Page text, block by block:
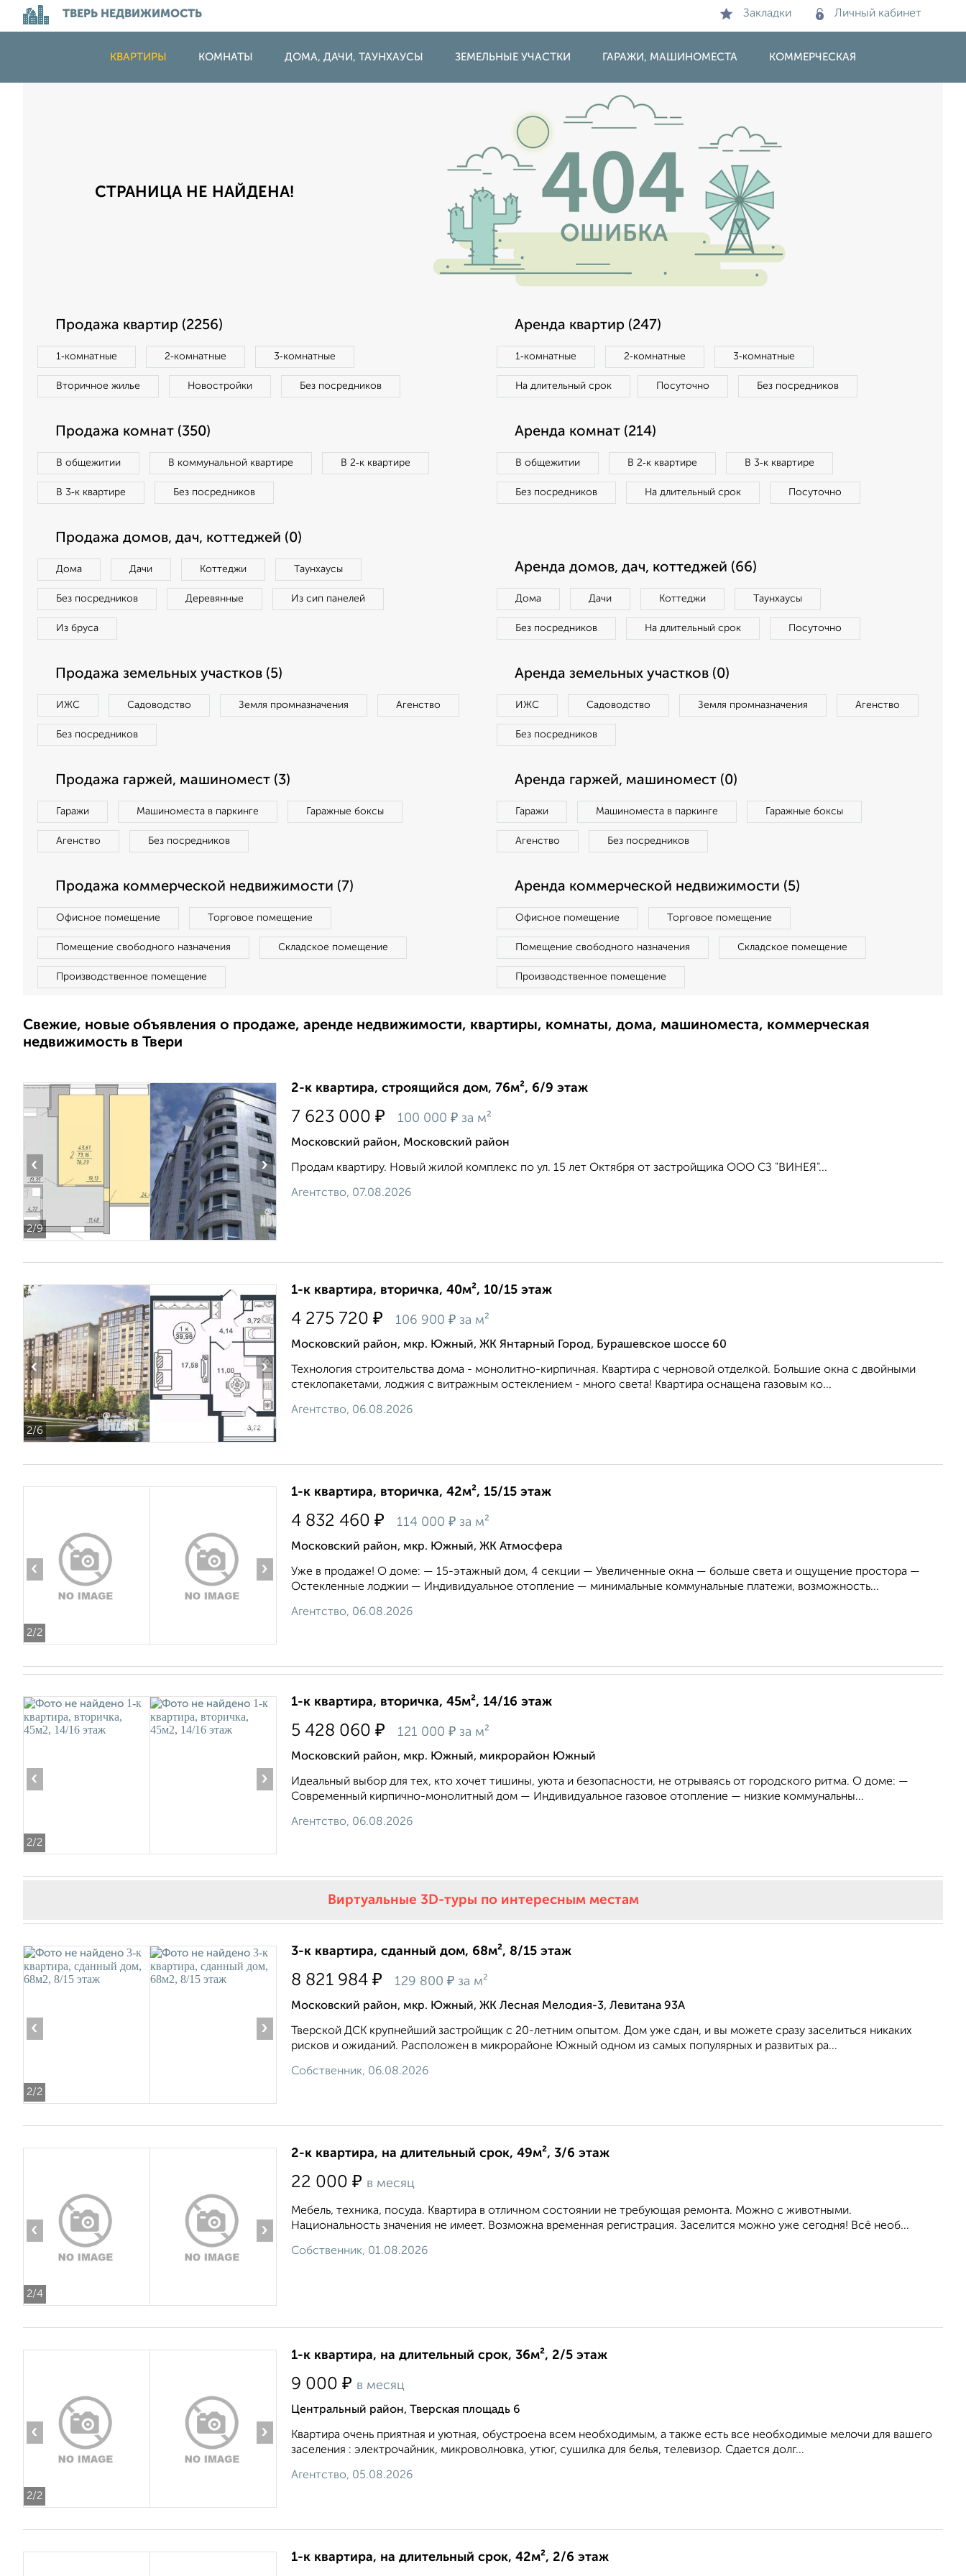
ТВЕРЬ НЕДВИЖИМОСТЬ Закладки Личный кабинет
КВАРТИРЫ КОМНАТЫ ДОМА, ДАЧИ, ТАУНХАУСЫ ЗЕМЕЛЬНЫЕ УЧАСТКИ ГАРАЖИ, МАШИНОМЕСТА КОММЕРЧЕСКАЯ
СТРАНИЦА НЕ НАЙДЕНА!
Продажа квартир (2256)
1‑комнатные 2‑комнатные 3‑комнатные
Вторичное жилье Новостройки Без посредников
Аренда квартир (247)
1‑комнатные 2‑комнатные 3‑комнатные
На длительный срок Посуточно Без посредников
Продажа комнат (350)
В общежитии В коммунальной квартире В 2‑к квартире
В 3‑к квартире Без посредников
Аренда комнат (214)
В общежитии В 2‑к квартире В 3‑к квартире
Без посредников На длительный срок Посуточно
Продажа домов, дач, коттеджей (0)
Дома Дачи Коттеджи Таунхаусы
Без посредников Деревянные Из сип панелей
Из бруса
Аренда домов, дач, коттеджей (66)
Дома Дачи Коттеджи Таунхаусы
Без посредников На длительный срок Посуточно
Продажа земельных участков (5)
ИЖС Садоводство Земля промназначения Агенство
Без посредников
Аренда земельных участков (0)
ИЖС Садоводство Земля промназначения Агенство
Без посредников
Продажа гаржей, машиномест (3)
Гаражи Машиноместа в паркинге Гаражные боксы
Агенство Без посредников
Аренда гаржей, машиномест (0)
Гаражи Машиноместа в паркинге Гаражные боксы
Агенство Без посредников
Продажа коммерческой недвижимости (7)
Офисное помещение Торговое помещение
Помещение свободного назначения Складское помещение
Производственное помещение
Аренда коммерческой недвижимости (5)
Офисное помещение Торговое помещение
Помещение свободного назначения Складское помещение
Производственное помещение
Свежие, новые объявления о продаже, аренде недвижимости, квартиры, комнаты, дома, машиноместа, коммерческая
недвижимость в Твери
2/9
‹ ›
2-к квартира, строящийся дом, 76м², 6/9 этаж
7 623 000 ₽ 100 000 ₽ за м²
Московский район, Московский район
Продам квартиру. Новый жилой комплекс по ул. 15 лет Октября от застройщика ООО СЗ "ВИНЕЯ"...
Агентство, 07.08.2026
2/6
‹ ›
1-к квартира, вторичка, 40м², 10/15 этаж
4 275 720 ₽ 106 900 ₽ за м²
Московский район, мкр. Южный, ЖК Янтарный Город, Бурашевское шоссе 60
Технология строительства дома - монолитно-кирпичная. Квартира с черновой отделкой. Большие окна с двойными
стеклопакетами, лоджия с витражным остеклением - много света! Квартира оснащена газовым ко...
Агентство, 06.08.2026
2/2
‹ ›
1-к квартира, вторичка, 42м², 15/15 этаж
4 832 460 ₽ 114 000 ₽ за м²
Московский район, мкр. Южный, ЖК Атмосфера
Уже в продаже! О доме: — 15-этажный дом, 4 секции — Увеличенные окна — больше света и ощущение простора —
Остекленные лоджии — Индивидуальное отопление — минимальные коммунальные платежи, возможность...
Агентство, 06.08.2026
2/2
‹ ›
1-к квартира, вторичка, 45м², 14/16 этаж
5 428 060 ₽ 121 000 ₽ за м²
Московский район, мкр. Южный, микрорайон Южный
Идеальный выбор для тех, кто хочет тишины, уюта и безопасности, не отрываясь от городского ритма. О доме: —
Современный кирпично-монолитный дом — Индивидуальное газовое отопление — низкие коммунальны...
Агентство, 06.08.2026
Виртуальные 3D-туры по интересным местам
2/2
‹ ›
3-к квартира, сданный дом, 68м², 8/15 этаж
8 821 984 ₽ 129 800 ₽ за м²
Московский район, мкр. Южный, ЖК Лесная Мелодия-3, Левитана 93А
Тверской ДСК крупнейший застройщик с 20-летним опытом. Дом уже сдан, и вы можете сразу заселиться никаких
рисков и ожиданий. Расположен в микрорайоне Южный одном из самых популярных и развитых ра...
Собственник, 06.08.2026
2/4
‹ ›
2-к квартира, на длительный срок, 49м², 3/6 этаж
22 000 ₽ в месяц
Мебель, техника, посуда. Квартира в отличном состоянии не требующая ремонта. Можно с животными.
Национальность значения не имеет. Возможна временная регистрация. Заселится можно уже сегодня! Всё необ...
Собственник, 01.08.2026
2/2
‹ ›
1-к квартира, на длительный срок, 36м², 2/5 этаж
9 000 ₽ в месяц
Центральный район, Тверская площадь 6
Квартира очень приятная и уютная, обустроена всем необходимым, а также есть все необходимые мелочи для вашего
заселения : электрочайник, микроволновка, утюг, сушилка для белья, телевизор. Сдается долг...
Агентство, 05.08.2026
1-к квартира, на длительный срок, 42м², 2/6 этаж